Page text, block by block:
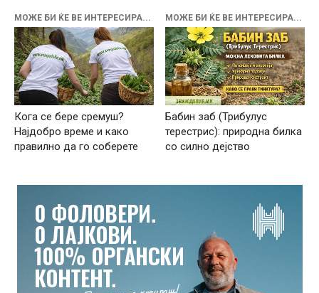
МОЖЕ БИ ЌЕ ВЕ ИНТЕРЕСИРА...
Кога се бере сремуш?
Најдобро време и како
правилно да го соберете
МОЖЕ БИ ЌЕ ВЕ ИНТЕРЕСИРА...
Бабин заб (Трибулус
терестрис): природна билка
со силно дејство